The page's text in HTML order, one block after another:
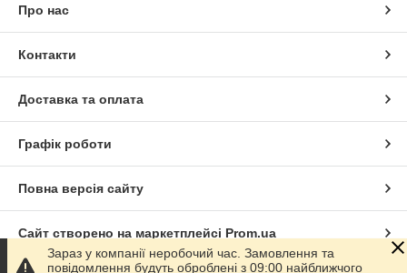
Про нас
Контакти
Доставка та оплата
Графік роботи
Повна версія сайту
Сайт створено на маркетплейсі Prom.ua
Зараз у компанії неробочий час. Замовлення та
повідомлення будуть оброблені з 09:00 найближчого